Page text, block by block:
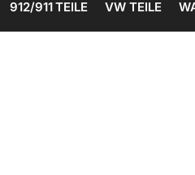
912/911 TEILE VW TEILE